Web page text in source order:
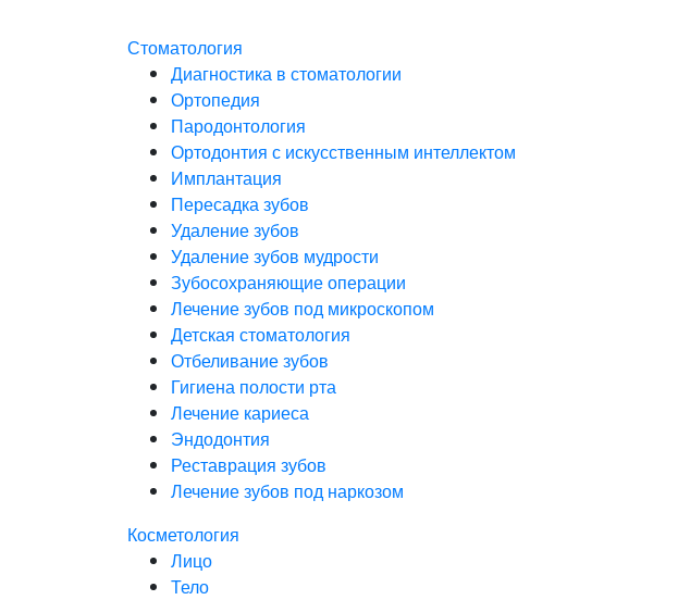
Стоматология
Диагностика в стоматологии
Ортопедия
Пародонтология
Ортодонтия с искусственным интеллектом
Имплантация
Пересадка зубов
Удаление зубов
Удаление зубов мудрости
Зубосохраняющие операции
Лечение зубов под микроскопом
Детская стоматология
Отбеливание зубов
Гигиена полости рта
Лечение кариеса
Эндодонтия
Реставрация зубов
Лечение зубов под наркозом
Косметология
Лицо
Тело